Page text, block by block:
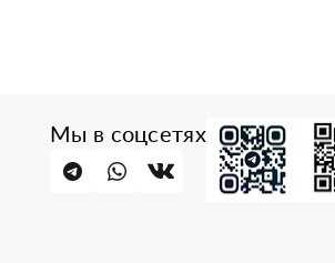
Мы в соцсетях